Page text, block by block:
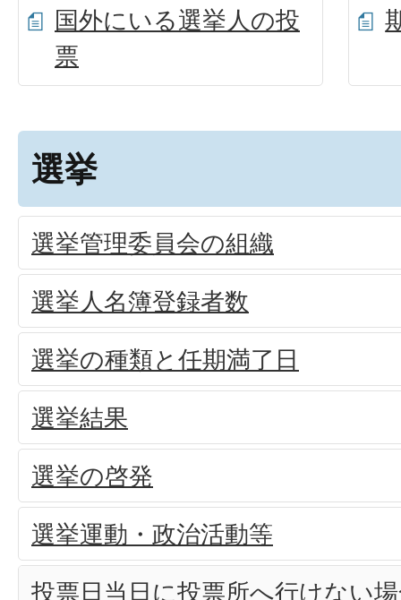
国外にいる選挙人の投
票
選挙
選挙管理委員会の組織
選挙人名簿登録者数
選挙の種類と任期満了日
選挙結果
選挙の啓発
選挙運動・政治活動等
投票日当日に投票所へ行けない